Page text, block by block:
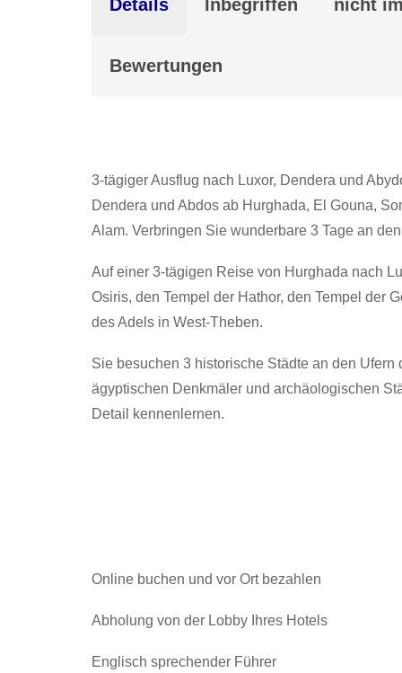
Details Inbegriffen nicht
Bewertungen
3-tägiger Ausflug nach Luxor, Dendera und
Dendera und Abdos ab Hurghada, El Gouna,
Alam. Verbringen Sie wunderbare 3 Tage an
Auf einer 3-tägigen Reise von Hurghada nach
Osiris, den Tempel der Hathor, den Tempel der
des Adels in West-Theben.
Sie besuchen 3 historische Städte an den
ägyptischen Denkmäler und archäologischen
Detail kennenlernen.
Online buchen und vor Ort bezahlen
Abholung von der Lobby Ihres Hotels
Englisch sprechender Führer